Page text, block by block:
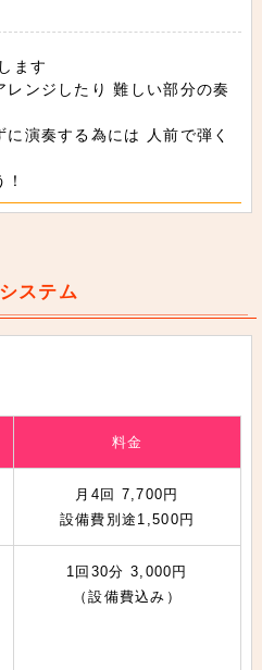
ます
レンジしたり 難しい部分の奏
演奏する為には 人前で弾く
ステム
料金
月4回 7,700円
設備費別途1,500円
1回30分 3,000円
（設備費込み）